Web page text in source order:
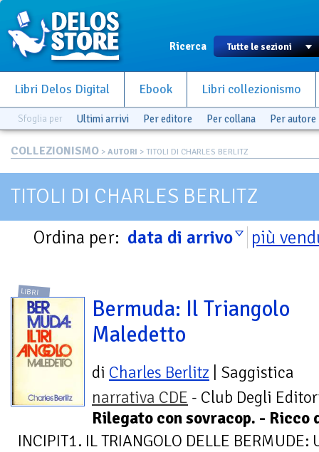
Ricerca
Libri Delos Digital Ebook Libri collezionismo
Sfoglia per Ultimi arrivi Per editore Per collana Per autore
COLLEZIONISMO > AUTORI > TITOLI DI CHARLES BERLITZ
TITOLI DI CHARLES BERLITZ
Ordina per: data di arrivo più
LIBRI
Bermuda: Il Triangolo
Maledetto
di Charles Berlitz | Saggistica
narrativa CDE - Club Degli
Rilegato con sovracop. - Ricco
INCIPIT1. IL TRIANGOLO DELLE BERMUDE: